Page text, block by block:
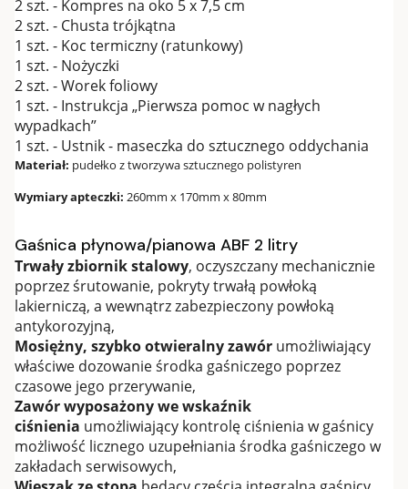
2 szt. - Kompres na oko 5 x 7,5 cm
2 szt. - Chusta trójkątna
1 szt. - Koc termiczny (ratunkowy)
1 szt. - Nożyczki
2 szt. - Worek foliowy
1 szt. - Instrukcja „Pierwsza pomoc w nagłych
wypadkach”
1 szt. - Ustnik - maseczka do sztucznego oddychania
Materiał: pudełko z tworzywa sztucznego polistyren
Wymiary apteczki: 260mm x 170mm x 80mm
Gaśnica płynowa/pianowa ABF 2 litry
Trwały zbiornik stalowy, oczyszczany mechanicznie
poprzez śrutowanie, pokryty trwałą powłoką
lakierniczą, a wewnątrz zabezpieczony powłoką
antykorozyjną,
Mosiężny, szybko otwieralny zawór umożliwiający
właściwe dozowanie środka gaśniczego poprzez
czasowe jego przerywanie,
Zawór wyposażony we wskaźnik
ciśnienia umożliwiający kontrolę ciśnienia w gaśnicy
możliwość licznego uzupełniania środka gaśniczego w
zakładach serwisowych,